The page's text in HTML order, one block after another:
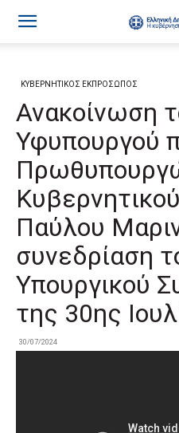
ΚΥΒΕΡΝΗΤΙΚΟΣ ΕΚΠΡΟΣΩΠΟΣ
Ανακοίνωση
Υφυπουργού
Παύλου
συνεδρίαση
Υπουργικού
της 30ης
30/07/2024